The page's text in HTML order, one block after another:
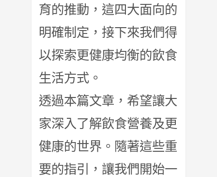
育的推動，這四大面向的
明確制定，接下來我們得
以探索更健康均衡的飲食
生活方式。
透過本篇文章，希望讓大
家深入了解飲食營養及更
健康的世界。隨著這些重
要的指引，讓我們開始一